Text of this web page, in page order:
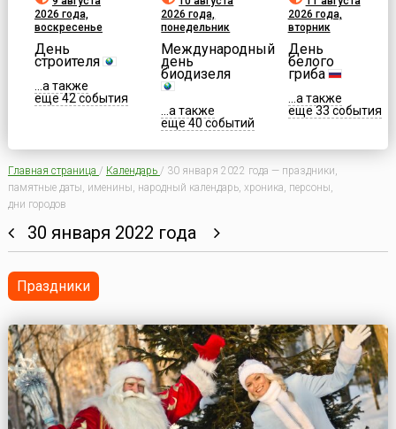
2026 года,
воскресенье
День
строителя
...а также
еще 42 события
2026 года,
понедельник
Международный
день
биодизеля
...а также
еще 40 событий
2026 года,
вторник
День
белого
гриба
...а также
еще 33 события
Главная страница / Календарь / 30 января 2022 года — праздники,
памятные даты, именины, народный календарь, хроника, персоны,
дни городов
30 января 2022 года
Праздники